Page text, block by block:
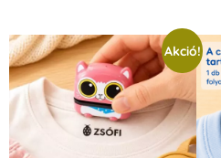
Akció!